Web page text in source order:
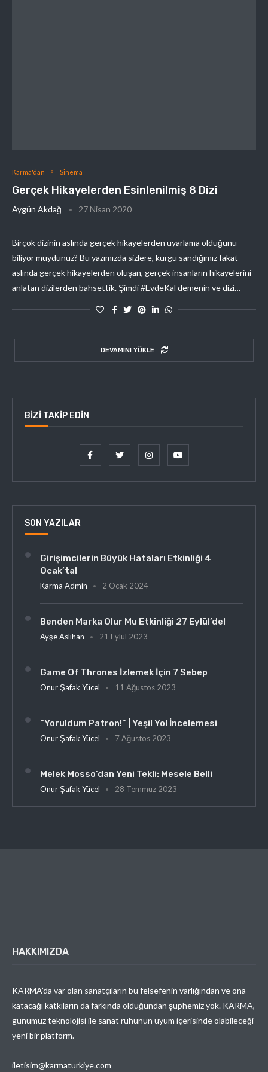
Karma'dan Sinema
Gerçek Hikayelerden Esinlenilmiş 8 Dizi
Aygün Akdağ 27 Nisan 2020
Birçok dizinin aslında gerçek hikayelerden uyarlama olduğunu
biliyor muydunuz? Bu yazımızda sizlere, kurgu sandığımız fakat
aslında gerçek hikayelerden oluşan, gerçek insanların hikayelerini
anlatan dizilerden bahsettik. Şimdi #EvdeKal demenin ve dizi…
DEVAMINI YÜKLE
BIZI TAKIP EDIN
SON YAZILAR
Girişimcilerin Büyük Hataları Etkinliği 4
Ocak’ta!
Karma Admin 2 Ocak 2024
Benden Marka Olur Mu Etkinliği 27 Eylül’de!
Ayşe Aslıhan 21 Eylül 2023
Game Of Thrones İzlemek İçin 7 Sebep
Onur Şafak Yücel 11 Ağustos 2023
“Yoruldum Patron!” | Yeşil Yol İncelemesi
Onur Şafak Yücel 7 Ağustos 2023
Melek Mosso’dan Yeni Tekli: Mesele Belli
Onur Şafak Yücel 28 Temmuz 2023
HAKKIMIZDA
KARMA’da var olan sanatçıların bu felsefenin varlığından ve ona
katacağı katkıların da farkında olduğundan şüphemiz yok. KARMA,
günümüz teknolojisi ile sanat ruhunun uyum içerisinde olabileceği
yeni bir platform.
iletisim@karmaturkiye.com